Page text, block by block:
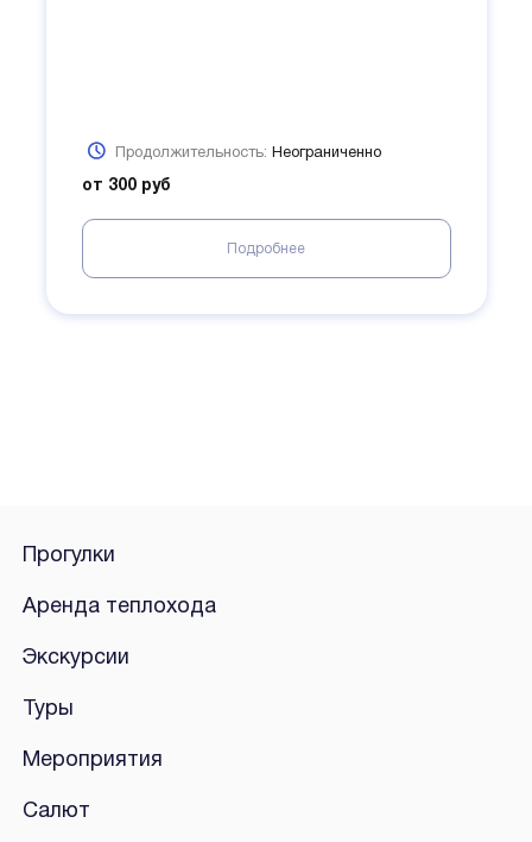
Продолжительность: Неограниченно
от 300 руб
Подробнее
Прогулки
Аренда теплохода
Экскурсии
Туры
Мероприятия
Салют